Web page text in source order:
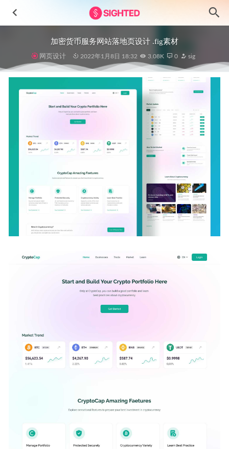
加密货币服务网站落地页设计 .fig素材
网页设计 2022年1月8日 18:32 3.08K 0 sig
新拟物风格金融app ui设计 .xd素材
2023-06-11
Quari金融钱包app用户界面设计Figma、XD、sketch素材
2023-04-12
云存储应app ui设计 .fig素材 2020-12-31
2022-12-11